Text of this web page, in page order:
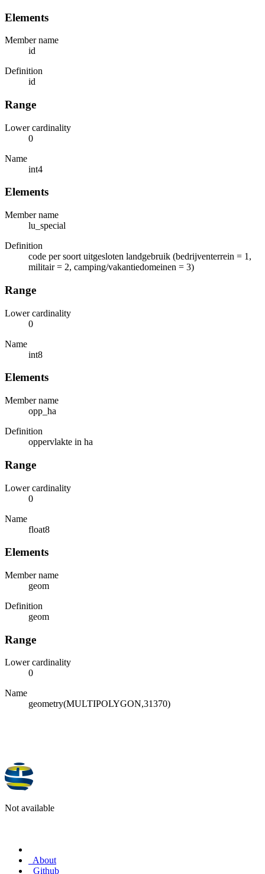
Elements
Member name
id
Definition
id
Range
Lower cardinality
0
Name
int4
Elements
Member name
lu_special
Definition
code per soort uitgesloten landgebruik (bedrijventerrein = 1,
militair = 2, camping/vakantiedomeinen = 3)
Range
Lower cardinality
0
Name
int8
Elements
Member name
opp_ha
Definition
oppervlakte in ha
Range
Lower cardinality
0
Name
float8
Elements
Member name
geom
Definition
geom
Range
Lower cardinality
0
Name
geometry(MULTIPOLYGON,31370)
Not available
About
Github